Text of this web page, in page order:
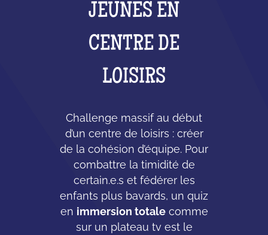
JEUNES EN
CENTRE DE
LOISIRS
Challenge massif au début
d’un centre de loisirs : créer
de la cohésion d’équipe. Pour
combattre la timidité de
certain.e.s et fédérer les
enfants plus bavards, un quiz
en immersion totalecomme
sur un plateau tv est le